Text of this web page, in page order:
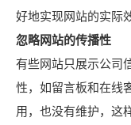
好地实现网站的实际
忽略网站的传播性
有些网站只展示公司
性，如留言板和在线
用，也没有维护，这